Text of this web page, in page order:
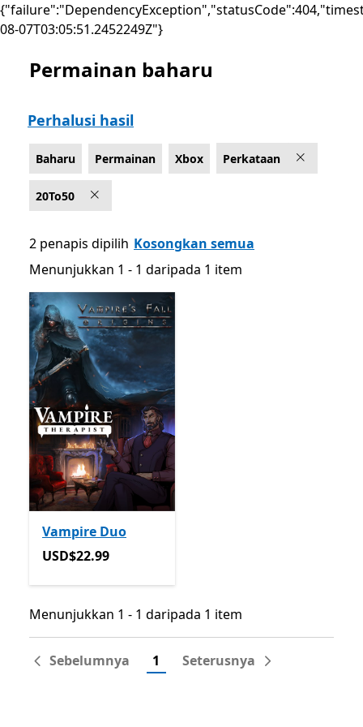
08-07T03:05:51.2452249Z"}
Senaraikan Microsoft.com
Permainan baharu
Perhalusi hasil
Baharu Permainan Xbox Perkataan
20To50
2 penapis dipilih Kosongkan semua
Menunjukkan 1 - 1 daripada 1 item
Menunjukkan 1 - 1 daripada 1 item
Vampire Duo
USD$22.99
USD$22.99
Menunjukkan 1 - 1 daripada 1 item
Menunjukkan 1 - 1 daripada 1 item
Sebelumnya 1 Seterusnya